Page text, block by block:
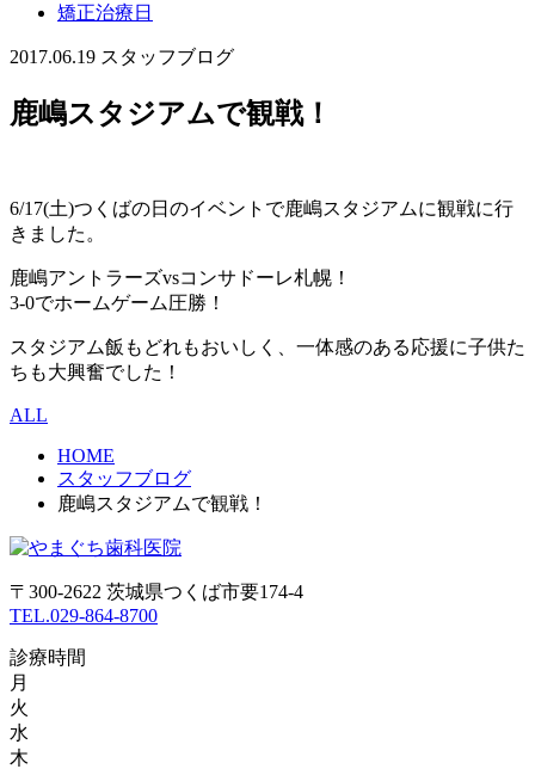
矯正治療日
2017.06.19 スタッフブログ
鹿嶋スタジアムで観戦！
6/17(土)つくばの日のイベントで鹿嶋スタジアムに観戦に行
きました。
鹿嶋アントラーズvsコンサドーレ札幌！
3-0でホームゲーム圧勝！
スタジアム飯もどれもおいしく、一体感のある応援に子供た
ちも大興奮でした！
ALL
HOME
スタッフブログ
鹿嶋スタジアムで観戦！
〒300-2622 茨城県つくば市要174-4
TEL.029-864-8700
診療時間
月
火
水
木